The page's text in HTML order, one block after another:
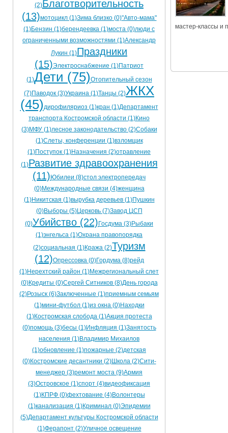
Ограничения движения транспорта на майские
Электронные транспортные картымастер-классы и
(2)Благотворительность
(13)мотоцикл (1)Зима близко (0)"Авто-мама"
(1)Бензин (1)берендеевка (1)моста (0)люди с
ограниченными возможностями (1)Александр
Лукин (1)Праздники
(15)Электроснабжение (1)Патриот
(1)Дети (75)Отопительный сезон
(7)Паводок (3)Украина (1)Танцы (2)ЖКХ
(45)дирофиляриоз (1)кран (1)Департамент
транспорта Костромской области (1)Кино
(3)МФУ (1)лесное законодательство (2)Собаки
(1)Слеты, конференции (1)взломщик
(1)Поступок (1)Назначения (2)отравление
(1)Развитие здравоохранения
(11) Юбилеи (8)стол электропередач
(0)Международные связи (4)женщина
(1)Никитская (1)вырубка деревьев (1)Пушкин
(0)Выборы (5)Церковь (7)Завод ЦСП
(0)Убийство (22) Госдума (3)Рыбаки
(1)энгельса (1)Охрана правопорядка
(2)социальная (1)Кража (2)Туризм
(12)Опрессовка (0)Гордума (8)рейд
(1)Нерехтский район (1)Межрегиональный слет
(0)Кредиты (0)Сергей Ситников (8)День города
(2)Розыск (6)Заключенные (1)приемным семьям
(1)мини-футбол (1)из окна (0)Находки
(1)Костромская слобода (1)Акция протеста
(0)помощь (3)бесы (1)Инфляция (1)Занятость
населения (1)Владимир Михаилов
(1)обновление (1)пожарные (2)детская
(0)Костромские десантники (2)Школа (2)Сити-
менеджер (3)ремонт моста (9)Армия
(3)Островское (1)спорт (4)видеофиксация
(1)КПРФ (0)фехтование (4)Волонтеры
(1)канализация (1)Криминал (0)Эпидемии
(5)Департамент культуры Костромской области
(1)Ферапонт (2)Уличное освещение